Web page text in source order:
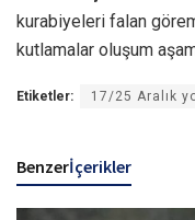
kurabiyeleri falan
kutlamalar oluşum
Etiketler: 17/25 Aralık
Benzerİçerikler